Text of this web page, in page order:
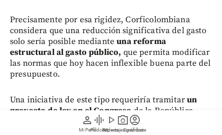
person
Mi Perfil
graphic_eq
Pódcast
play_arrow
Videos
photo_camera
Reportajes gráficos
account_circle
Suscríbete
Precisamente por esa rigidez, Corficolombiana
considera que una reducción significativa del gasto
solo sería posible medianteuna reforma
estructural al gasto público, que permita modificar
las normas que hoy hacen inflexible buena parte del
presupuesto.
Una iniciativa de este tipo requeriría tramitarun
proyecto de ley en el Congreso de la República,
pues implicaría cambiar las reglas que actualmente
determinan la destinación obligatoria de numerosos